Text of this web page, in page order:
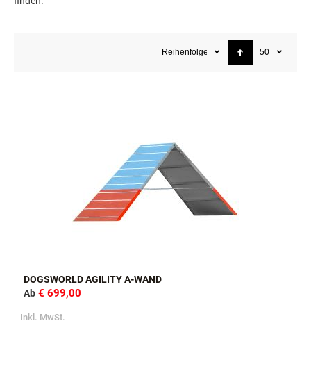
Reihenfolge 50
DOGSWORLD AGILITY A-WAND
Ab € 699,00
Inkl. MwSt.